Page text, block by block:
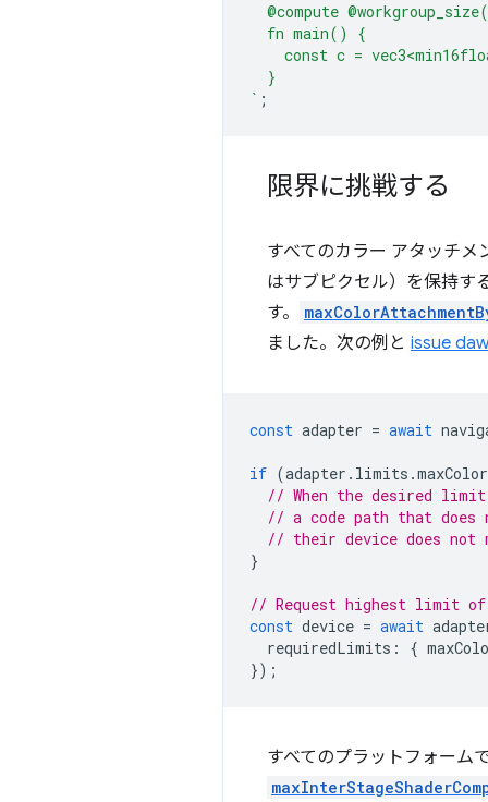
@compute
  fn main() {
const c =
  }
` ;
限界に挑戦する
すべてのカラー アタッチ
はサブピクセル）を保持す
す。
ました。次の例と issue
const adapter = await
if (adapter . limits .
// When the desired
// a code path that
// their device does not
}
// Request highest limit of
const device = await
requiredLimits : {
});
すべてのプラットフォーム